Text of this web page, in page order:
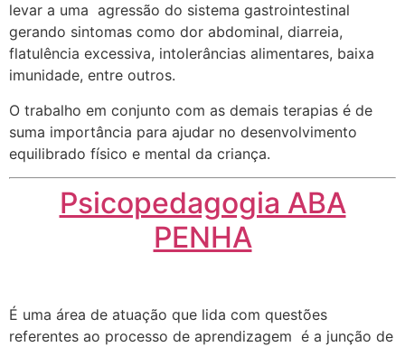
levar a uma agressão do sistema gastrointestinal
gerando sintomas como dor abdominal, diarreia,
flatulência excessiva, intolerâncias alimentares, baixa
imunidade, entre outros.
O trabalho em conjunto com as demais terapias é de
suma importância para ajudar no desenvolvimento
equilibrado físico e mental da criança.
Psicopedagogia ABA
PENHA
É uma área de atuação que lida com questões
referentes ao processo de aprendizagem é a junção de